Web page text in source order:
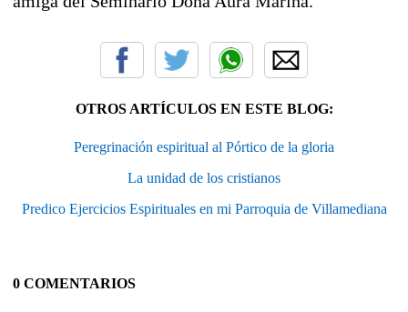
OTROS ARTÍCULOS EN ESTE BLOG:
Peregrinación espiritual al Pórtico de la gloria
La unidad de los cristianos
Predico Ejercicios Espirituales en mi Parroquia de Villamediana
0 COMENTARIOS